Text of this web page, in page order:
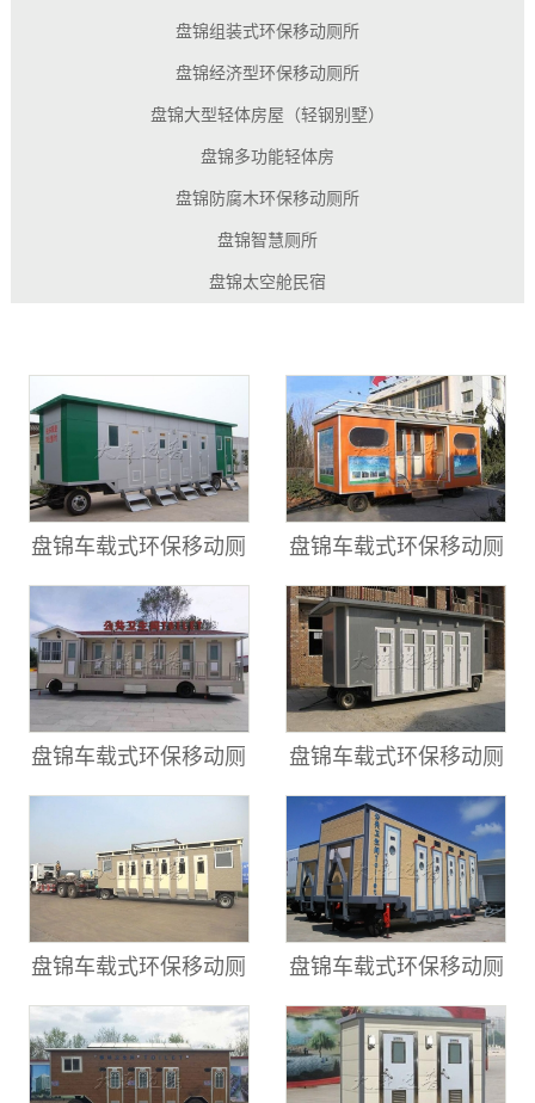
盘锦组装式环保移动厕所
盘锦经济型环保移动厕所
盘锦大型轻体房屋（轻钢别墅）
盘锦多功能轻体房
盘锦防腐木环保移动厕所
盘锦智慧厕所
盘锦太空舱民宿
盘锦车载式环保移动厕 盘锦车载式环保移动厕
盘锦车载式环保移动厕 盘锦车载式环保移动厕
盘锦车载式环保移动厕 盘锦车载式环保移动厕